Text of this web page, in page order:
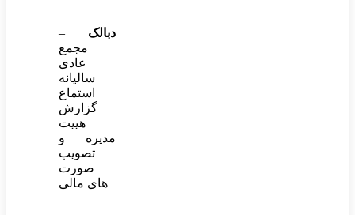
دبالک –
مجمع
عادی
سالیانه
استماع
گزارش
هییت
مدیره و
تصویب
صورت
های مالی